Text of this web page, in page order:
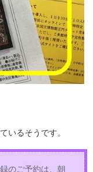
いるそうです。
のご予約は、朝